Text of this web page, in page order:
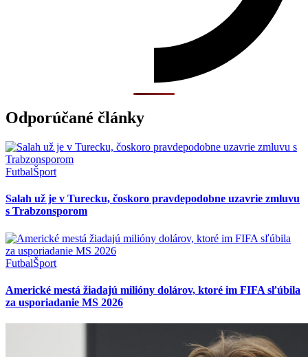
Odporúčané články
FutbalŠport
Salah už je v Turecku, čoskoro pravdepodobne uzavrie zmluvu
s Trabzonsporom
FutbalŠport
Americké mestá žiadajú milióny dolárov, ktoré im FIFA sľúbila
za usporiadanie MS 2026